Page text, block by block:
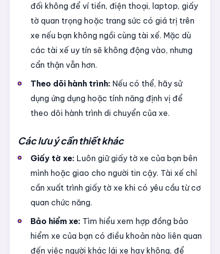
đối không để ví tiền, điện thoại, laptop, giấy
tờ quan trọng hoặc trang sức có giá trị trên
xe nếu bạn không ngồi cùng tài xế. Mặc dù
các tài xế uy tín sẽ không động vào, nhưng
cẩn thận vẫn hơn.
Theo dõi hành trình: Nếu có thể, hãy sử
dụng ứng dụng hoặc tính năng định vị để
theo dõi hành trình di chuyển của xe.
Các lưu ý cần thiết khác
Giấy tờ xe: Luôn giữ giấy tờ xe của bạn bên
mình hoặc giao cho người tin cậy. Tài xế chỉ
cần xuất trình giấy tờ xe khi có yêu cầu từ cơ
quan chức năng.
Bảo hiểm xe: Tìm hiểu xem hợp đồng bảo
hiểm xe của bạn có điều khoản nào liên quan
đến việc người khác lái xe hay không, để